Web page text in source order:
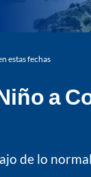
estas fechas
a
de lo